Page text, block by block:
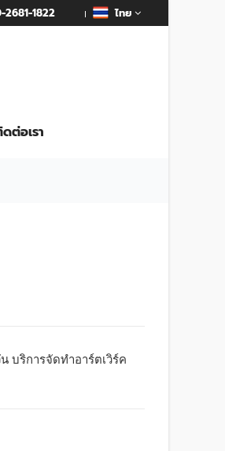
2681-1822 ไทย
ต่อเรา
บริการจัดทำอาร์ตเวิร์ค